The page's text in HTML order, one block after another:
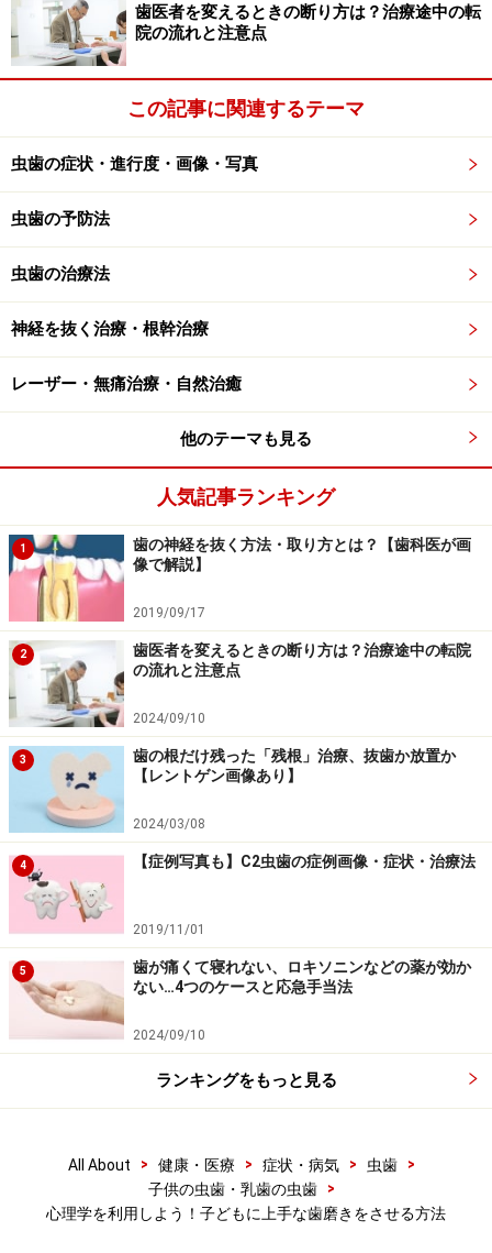
歯医者を変えるときの断り方は？治療途中の転
院の流れと注意点
この記事に関連するテーマ
虫歯の症状・進行度・画像・写真
虫歯の予防法
虫歯の治療法
神経を抜く治療・根幹治療
レーザー・無痛治療・自然治癒
他のテーマも見る
人気記事ランキング
1
歯の神経を抜く方法・取り方とは？【歯科医が画
像で解説】
2019/09/17
2
歯医者を変えるときの断り方は？治療途中の転院
の流れと注意点
2024/09/10
3
歯の根だけ残った「残根」治療、抜歯か放置か
【レントゲン画像あり】
2024/03/08
4 【症例写真も】C2虫歯の症例画像・症状・治療法
2019/11/01
5
歯が痛くて寝れない、ロキソニンなどの薬が効か
ない…4つのケースと応急手当法
2024/09/10
ランキングをもっと見る
All About > 健康・医療 > 症状・病気 > 虫歯
>
子供の虫歯・乳歯の虫歯
>
心理学を利用しよう！子どもに上手な歯磨きをさせる方法